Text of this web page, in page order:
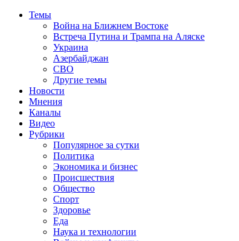
Темы
Война на Ближнем Востоке
Встреча Путина и Трампа на Аляске
Украина
Азербайджан
СВО
Другие темы
Новости
Мнения
Каналы
Видео
Рубрики
Популярное за сутки
Политика
Экономика и бизнес
Происшествия
Общество
Спорт
Здоровье
Еда
Наука и технологии